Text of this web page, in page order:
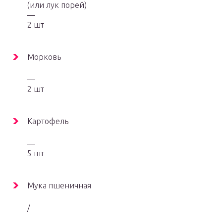
(или лук порей)
—
2 шт
Морковь
—
2 шт
Картофель
—
5 шт
Мука пшеничная
/